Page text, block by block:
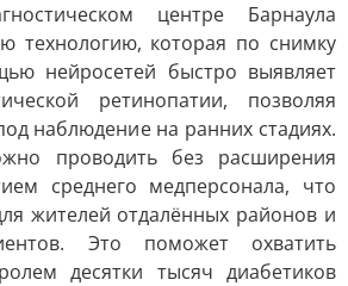
центре Барнаула
технологию, которая по снимку
нейросетей быстро выявляет
ретинопатии, позволяя
наблюдение на ранних стадиях.
проводить без расширения
среднего медперсонала, что
жителей отдалённых районов и
Это поможет охватить
десятки тысяч диабетиков